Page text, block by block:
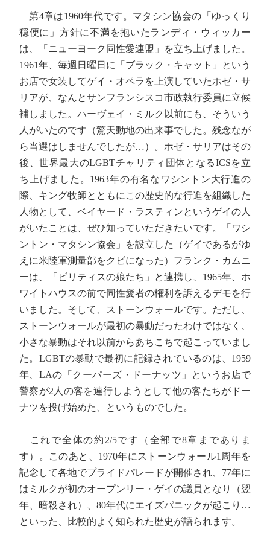
第4章は1960年代です。マタシン協会の「ゆっくり
穏便に」方針に不満を抱いたランディ・ウィッカー
は、「ニューヨーク同性愛連盟」を立ち上げました。
1961年、毎週日曜日に「ブラック・キャット」という
お店で女装してゲイ・オペラを上演していたホゼ・サ
リアが、なんとサンフランシスコ市政執行委員に立候
補しました。ハーヴェイ・ミルク以前にも、そういう
人がいたのです（驚天動地の出来事でした。残念なが
ら当選はしませんでしたが…）。ホゼ・サリアはその
後、世界最大のLGBTチャリティ団体となるICSを立
ち上げました。1963年の有名なワシントン大行進の
際、キング牧師とともにこの歴史的な行進を組織した
人物として、ベイヤード・ラスティンというゲイの人
がいたことは、ぜひ知っていただきたいです。「ワシ
ントン・マタシン協会」を設立した（ゲイであるがゆ
えに米陸軍測量部をクビになった）フランク・カムニ
ーは、「ビリティスの娘たち」と連携し、1965年、ホ
ワイトハウスの前で同性愛者の権利を訴えるデモを行
いました。そして、ストーンウォールです。ただし、
ストーンウォールが最初の暴動だったわけではなく、
小さな暴動はそれ以前からあちこちで起こっていまし
た。LGBTの暴動で最初に記録されているのは、1959
年、LAの「クーパーズ・ドーナッツ」というお店で
警察が2人の客を連行しようとして他の客たちがドー
ナツを投げ始めた、というものでした。
これで全体の約2/5です（全部で8章までありま
す）。このあと、1970年にストーンウォール1周年を
記念して各地でプライドパレードが開催され、77年に
はミルクが初のオープンリー・ゲイの議員となり（翌
年、暗殺され）、80年代にエイズパニックが起こり…
といった、比較的よく知られた歴史が語られます。